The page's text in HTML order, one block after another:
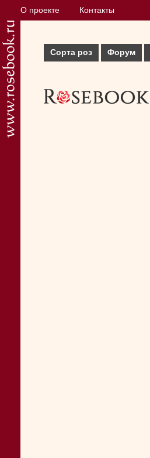
О проекте Контакты
Сорта роз Форум